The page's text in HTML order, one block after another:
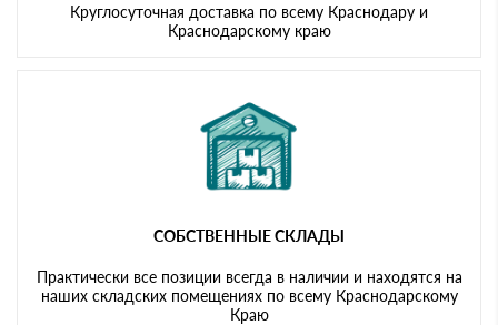
Круглосуточная доставка по всему Краснодару и
Краснодарскому краю
СОБСТВЕННЫЕ СКЛАДЫ
Практически все позиции всегда в наличии и находятся на
наших складских помещениях по всему Краснодарскому
Краю